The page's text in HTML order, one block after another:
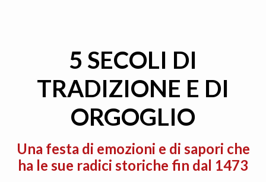
5 SECOLI DI
TRADIZIONE E DI
ORGOGLIO
Una festa di emozioni e di sapori che
ha le sue radici storiche fin dal 1473